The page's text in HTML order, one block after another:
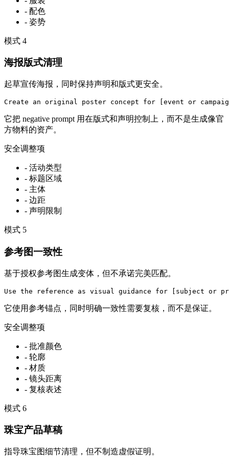
- 配色
- 姿势
模式 4
海报版式清理
起草宣传海报，同时保持声明和版式更安全。
Create an original poster concept for [event or
它把 negative prompt 用在版式和声明控制上，而不是生成像官
方物料的资产。
安全调整项
- 活动类型
- 标题区域
- 主体
- 边距
- 声明限制
模式 5
参考图一致性
基于授权参考图生成变体，但不承诺完美匹配。
Use the reference as visual guidance for [subject or
它使用参考锚点，同时明确一致性需要复核，而不是保证。
安全调整项
- 批准颜色
- 轮廓
- 材质
- 镜头距离
- 复核表述
模式 6
珠宝产品草稿
指导珠宝图细节清理，但不制造虚假证明。